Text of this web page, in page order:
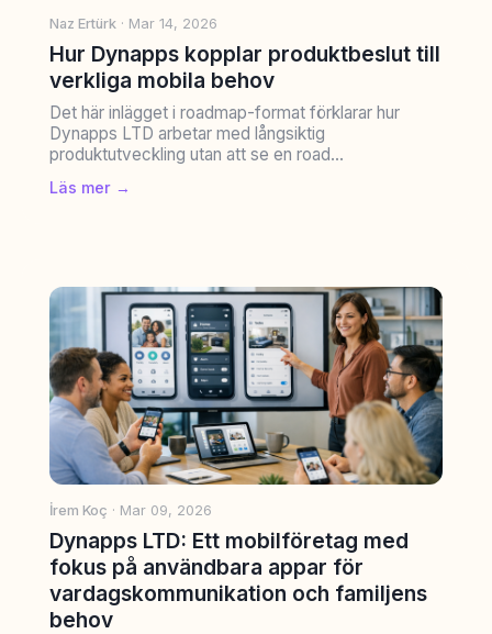
Naz Ertürk · Mar 14, 2026
Hur Dynapps kopplar produktbeslut till
verkliga mobila behov
Det här inlägget i roadmap-format förklarar hur
Dynapps LTD arbetar med långsiktig
produktutveckling utan att se en road...
Läs mer →
İrem Koç · Mar 09, 2026
Dynapps LTD: Ett mobilföretag med
fokus på användbara appar för
vardagskommunikation och familjens
behov